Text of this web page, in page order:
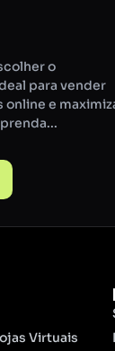
o
para vender
online e
Virtuais